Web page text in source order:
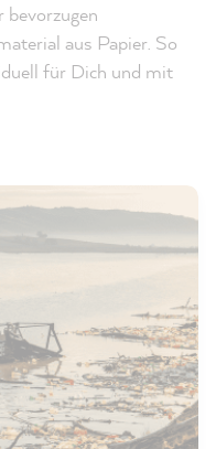
aus Papier. So
für Dich und mit